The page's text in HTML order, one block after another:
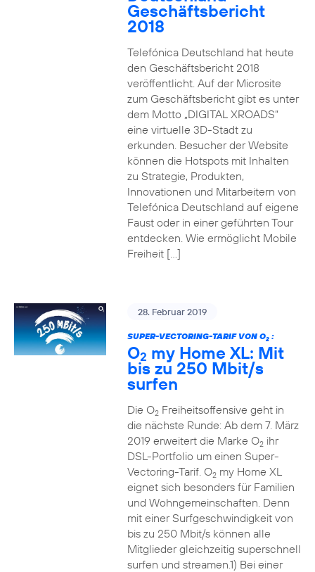
Geschäftsbericht
2018
Telefónica Deutschland hat heute
den Geschäftsbericht 2018
veröffentlicht. Auf der Microsite
zum Geschäftsbericht gibt es unter
dem Motto „DIGITAL XROADS“
eine virtuelle 3D-Stadt zu
erkunden. Besucher der Website
können die Hotspots mit Inhalten
zu Strategie, Produkten,
Innovationen und Mitarbeitern von
Telefónica Deutschland auf eigene
Faust oder in einer geführten Tour
entdecken. Wie ermöglicht Mobile
Freiheit […]
28. Februar 2019
SUPER-VECTORING-TARIF VON O2:
O2 my Home XL: Mit
bis zu 250 Mbit/s
surfen
Die O2Freiheitsoffensive geht in
die nächste Runde: Ab dem 7. März
2019 erweitert die Marke O2ihr
DSL-Portfolio um einen Super-
Vectoring-Tarif. O2my Home XL
eignet sich besonders für Familien
und Wohngemeinschaften. Denn
mit einer Surfgeschwindigkeit von
bis zu 250 Mbit/s können alle
Mitglieder gleichzeitig superschnell
surfen und streamen.1) Bei einer